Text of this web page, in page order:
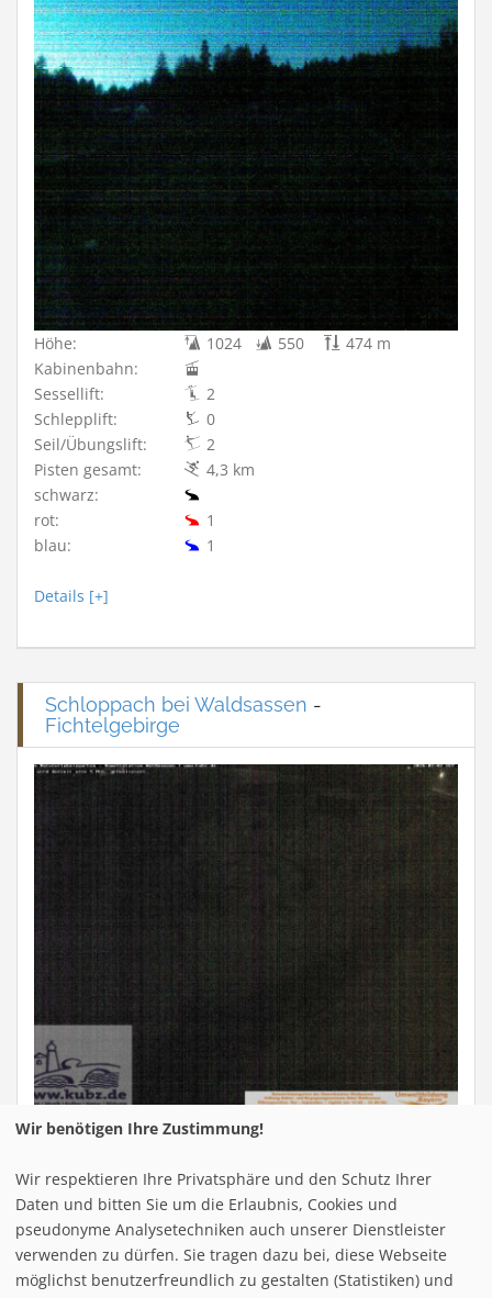
Höhe: 1024 550
474 m
Kabinenbahn:
Sessellift:
2
Schlepplift:
0
Seil/Übungslift:
2
Pisten gesamt:
4,3 km
schwarz:
rot:
1
blau:
1
Details [+]
Schloppach bei Waldsassen -
Fichtelgebirge
Höhe: 510
Sessellift:
Schlepplift:
1
Seil/Übungslift:
1
Pisten gesamt:
0,2 km
schwarz:
Wir benötigen Ihre Zustimmung!
Wir respektieren Ihre Privatsphäre und den Schutz Ihrer
Daten und bitten Sie um die Erlaubnis, Cookies und
pseudonyme Analysetechniken auch unserer Dienstleister
verwenden zu dürfen. Sie tragen dazu bei, diese Webseite
möglichst benutzerfreundlich zu gestalten (Statistiken) und